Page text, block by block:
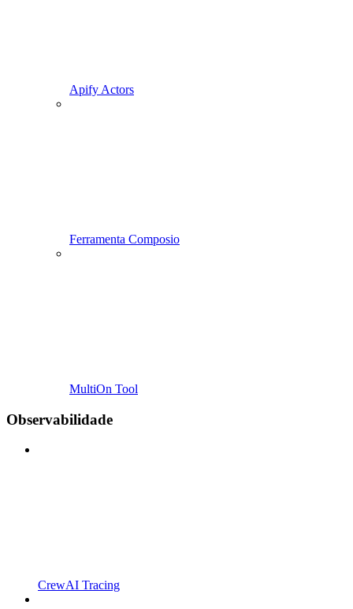
Apify Actors
Ferramenta Composio
MultiOn Tool
Observabilidade
CrewAI Tracing